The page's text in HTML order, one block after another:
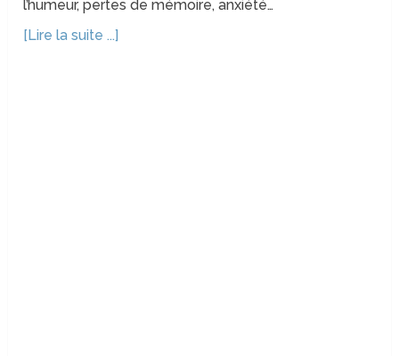
l’humeur, pertes de mémoire, anxiété…
[Lire la suite ...]